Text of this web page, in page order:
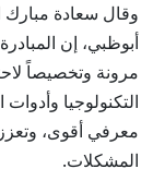
وقال سعادة مبارك
أبوظبي، إن
مرونة وتخصيصاً
التكنولوجيا
معرفي أقوى،
المشكلات.